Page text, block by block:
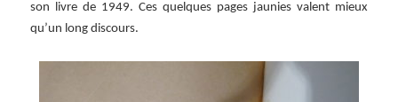
son livre de 1949. Ces quelques pages jaunies valent mieux
qu’un long discours.